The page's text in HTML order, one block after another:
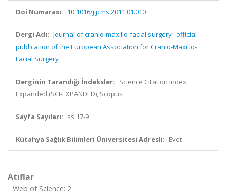
Doi Numarası: 10.1016/j.jcms.2011.01.010
Dergi Adı: Journal of cranio-maxillo-facial surgery : official
publication of the European Association for Cranio-Maxillo-
Facial Surgery
Derginin Tarandığı İndeksler: Science Citation Index
Expanded (SCI-EXPANDED), Scopus
Sayfa Sayıları: ss.17-9
Kütahya Sağlık Bilimleri Üniversitesi Adresli: Evet
Atıflar
Web of Science: 2